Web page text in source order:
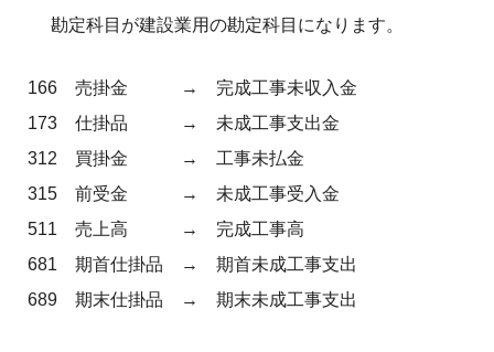
勘定科目が建設業用の勘定科目になります。
166 売掛金 → 完成工事未収入金
173 仕掛品 → 未成工事支出金
312 買掛金 → 工事未払金
315 前受金 → 未成工事受入金
511 売上高 → 完成工事高
681 期首仕掛品 → 期首未成工事支出
689 期末仕掛品 → 期末未成工事支出